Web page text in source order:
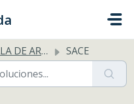
Y COLECCIONES ESPECIALES (SACE) SACE